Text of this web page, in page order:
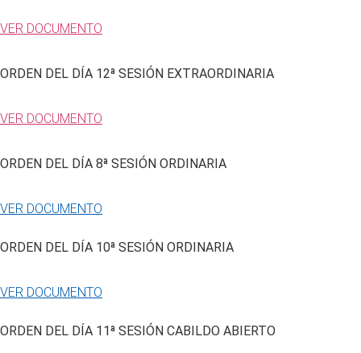
VER DOCUMENTO
ORDEN DEL DÍA 12ª SESIÓN EXTRAORDINARIA
VER DOCUMENTO
ORDEN DEL DÍA 8ª SESIÓN ORDINARIA
VER DOCUMENTO
ORDEN DEL DÍA 10ª SESIÓN ORDINARIA
VER DOCUMENTO
ORDEN DEL DÍA 11ª SESIÓN CABILDO ABIERTO